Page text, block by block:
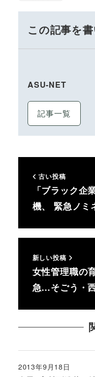
この記事を
ASU-NET
記事一覧
古い投稿
「ブラック企
機、 緊急ノ
新しい投稿
女性管理職の
急…そごう・
投稿日
2013年9月18日